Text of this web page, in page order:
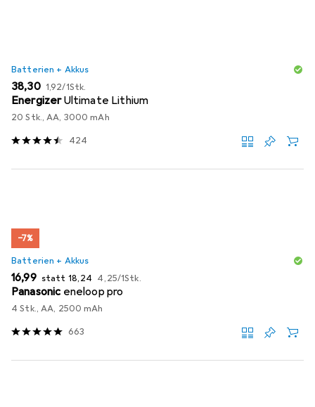
Batterien + Akkus
EUR
38,30 EUR
1,92/1Stk.
EnergizerUltimate Lithium
20 Stk., AA, 3000 mAh
424
−7%
Batterien + Akkus
EUR
16,99 statt EUR
18,24 EUR
4,25/1Stk.
Panasonic eneloop pro
4 Stk., AA, 2500 mAh
663